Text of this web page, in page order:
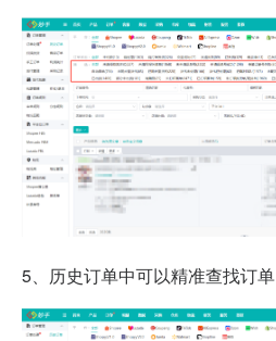
5、历史订单中可以精准查找订单